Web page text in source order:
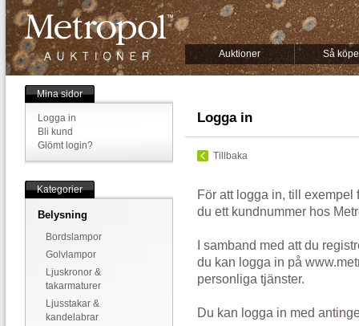
Auktioner Så
Mina sidor
Logga in
Bli kund
Glömt login?
Kategorier
Belysning
Bordslampor
Golvlampor
Ljuskronor &
takarmaturer
Ljusstakar &
kandelabrar
Logga in
Tillbaka
För att logga in, till exempel
du ett kundnummer hos
I samband med att du
du kan logga in på
personliga tjänster.
Du kan logga in med